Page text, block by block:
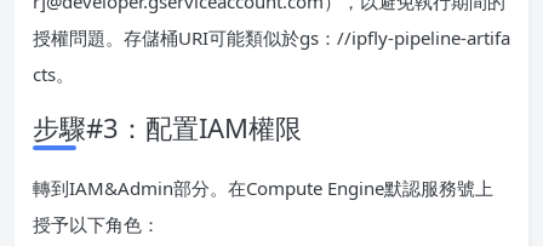
授權問題。存儲桶URI可能類似於gs：//ipfly-pipeline-artifa
cts。
步驟#3：配置IAM權限
轉到IAM&Admin部分。在Compute Engine默認服務號上
授予以下角色：